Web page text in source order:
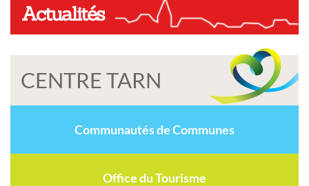
Actualités
CENTRE TARN
Communautés de Communes
Office du Tourisme